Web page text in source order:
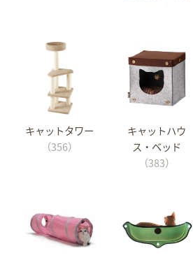
キャットタワー
（356）
キャットハウ
ス・ベッド
（383）